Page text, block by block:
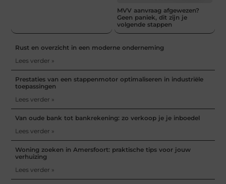
MVV aanvraag afgewezen?
Geen paniek, dit zijn je
volgende stappen
Rust en overzicht in een moderne onderneming
Lees verder »
Prestaties van een stappenmotor optimaliseren in industriële
toepassingen
Lees verder »
Van oude bank tot bankrekening: zo verkoop je je inboedel
Lees verder »
Woning zoeken in Amersfoort: praktische tips voor jouw
verhuizing
Lees verder »